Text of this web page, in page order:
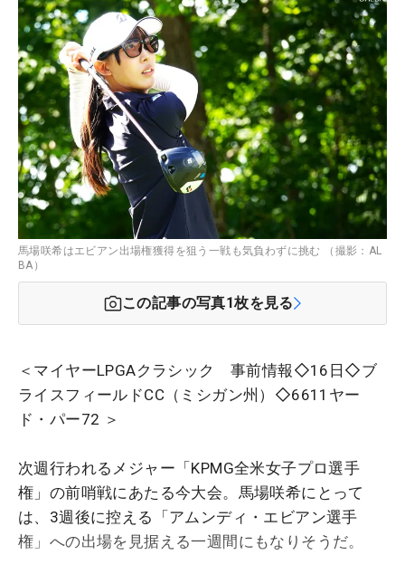
馬場咲希はエビアン出場権獲得を狙う一戦も気負わずに挑む （撮影：AL
BA）
この記事の写真1枚を見る
＜マイヤーLPGAクラシック 事前情報◇16日◇ブ
ライスフィールドCC（ミシガン州）◇6611ヤー
ド・パー72 ＞
次週行われるメジャー「KPMG全米女子プロ選手
権」の前哨戦にあたる今大会。馬場咲希にとって
は、3週後に控える「アムンディ・エビアン選手
権」への出場を見据える一週間にもなりそうだ。